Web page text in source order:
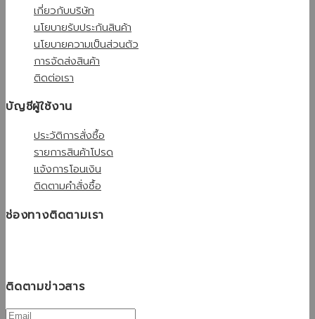
เกี่ยวกับบริษัท
นโยบายรับประกันสินค้า
นโยบายความเป็นส่วนตัว
การจัดส่งสินค้า
ติดต่อเรา
บัญชีผู้ใช้งาน
ประวัติการสั่งซื้อ
รายการสินค้าโปรด
แจ้งการโอนเงิน
ติดตามคำสั่งซื้อ
ช่องทางติดตามเรา
ติดตามข่าวสาร